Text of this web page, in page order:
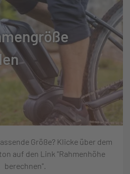
Größe? Klicke über dem
auf den Link "Rahmenhöhe
berechnen".